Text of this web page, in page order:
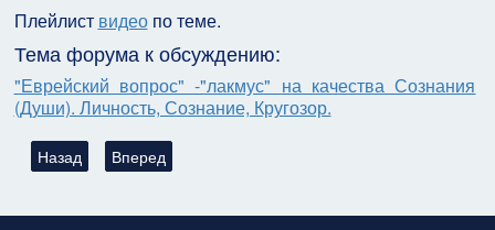
Плейлист видеопо теме.
Тема форума к обсуждению:
"Еврейский вопрос" -"лакмус" на качества Сознания
(Души). Личность, Сознание, Кругозор.
Предыдущий: Почему Пакистан более легитимен, чем
Назад Следующий: Вести из плодородной пустыни Арава
Вперед